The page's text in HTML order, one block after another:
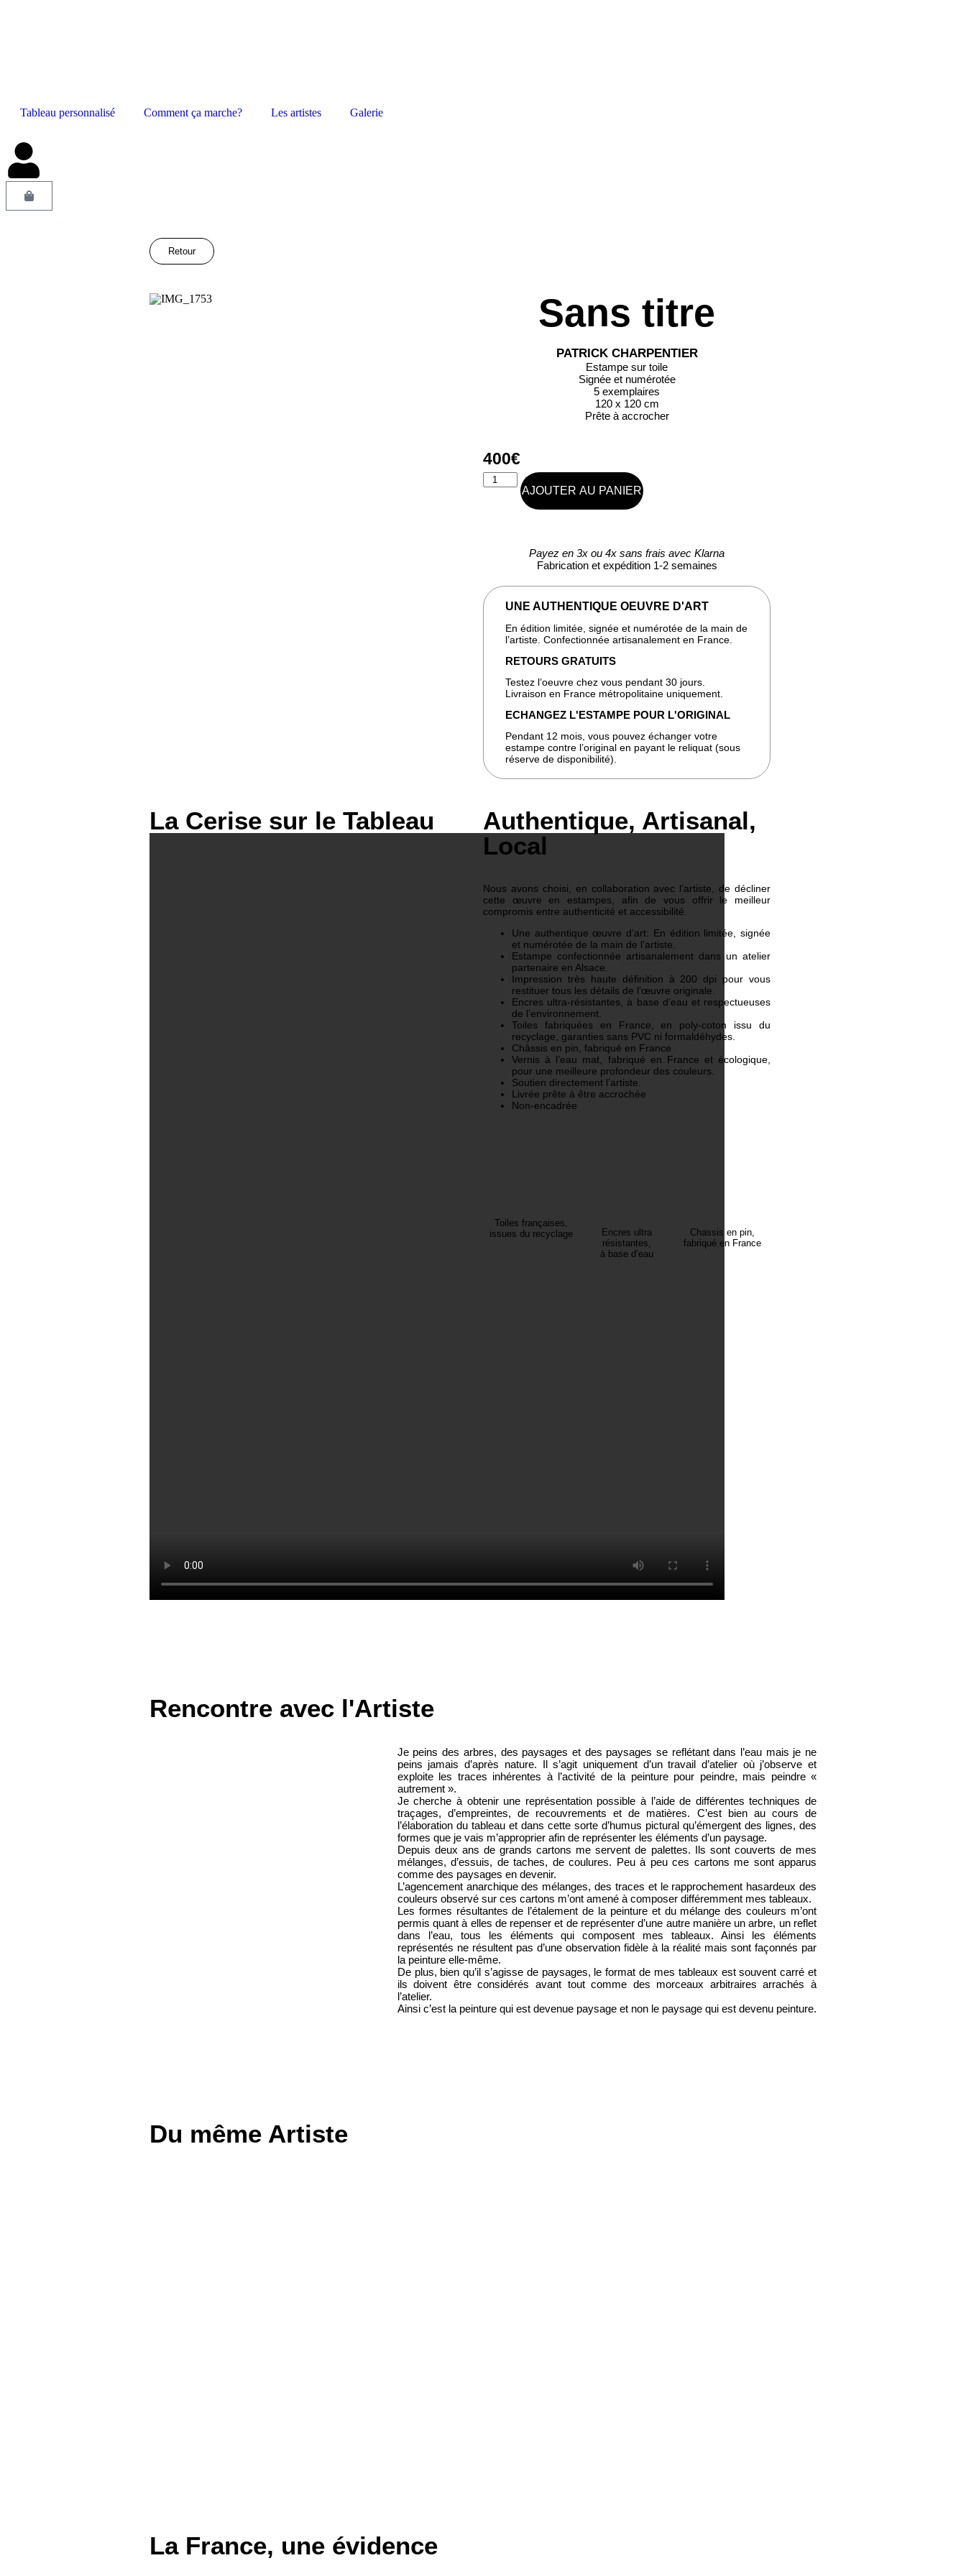
Tableau personnalisé Comment ça marche? Les artistes Galerie
Retour
Sans titre
PATRICK CHARPENTIER
Estampe sur toile
Signée et numérotée
5 exemplaires
120 x 120 cm
Prête à accrocher
400€
AJOUTER AU PANIER
Payez en 3x ou 4x sans frais avec Klarna
Fabrication et expédition 1-2 semaines
UNE AUTHENTIQUE OEUVRE D'ART
En édition limitée, signée et numérotée de la main de
l’artiste. Confectionnée artisanalement en France.
RETOURS GRATUITS
Testez l’oeuvre chez vous pendant 30 jours.
Livraison en France métropolitaine uniquement.
ECHANGEZ L'ESTAMPE POUR L'ORIGINAL
Pendant 12 mois, vous pouvez échanger votre
estampe contre l’original en payant le reliquat (sous
réserve de disponibilité).
La Cerise sur le Tableau
Authentique, Artisanal,
Local
Nous avons choisi, en collaboration avec l’artiste, de décliner
cette œuvre en estampes, afin de vous offrir le meilleur
compromis entre authenticité et accessibilité.
Une authentique œuvre d’art: En édition limitée, signée
et numérotée de la main de l’artiste.
Estampe confectionnée artisanalement dans un atelier
partenaire en Alsace.
Impression très haute définition à 200 dpi pour vous
restituer tous les détails de l’œuvre originale.
Encres ultra-résistantes, à base d’eau et respectueuses
de l’environnement.
Toiles fabriquées en France, en poly-coton issu du
recyclage, garanties sans PVC ni formaldéhydes.
Châssis en pin, fabriqué en France
Vernis à l’eau mat, fabriqué en France et écologique,
pour une meilleure profondeur des couleurs.
Soutien directement l’artiste.
Livrée prête à être accrochée
Non-encadrée
Toiles françaises,
issues du recyclage
Chassis en pin,
fabriqué en France
Encres ultra
résistantes,
à base d’eau
Rencontre avec l'Artiste
Je peins des arbres, des paysages et des paysages se reflétant dans l’eau mais je ne
peins jamais d’après nature. Il s’agit uniquement d’un travail d’atelier où j’observe et
exploite les traces inhérentes à l’activité de la peinture pour peindre, mais peindre «
autrement ».
Je cherche à obtenir une représentation possible à l’aide de différentes techniques de
traçages, d’empreintes, de recouvrements et de matières. C’est bien au cours de
l’élaboration du tableau et dans cette sorte d’humus pictural qu’émergent des lignes, des
formes que je vais m’approprier afin de représenter les éléments d’un paysage.
Depuis deux ans de grands cartons me servent de palettes. Ils sont couverts de mes
mélanges, d’essuis, de taches, de coulures. Peu à peu ces cartons me sont apparus
comme des paysages en devenir.
L’agencement anarchique des mélanges, des traces et le rapprochement hasardeux des
couleurs observé sur ces cartons m’ont amené à composer différemment mes tableaux.
Les formes résultantes de l’étalement de la peinture et du mélange des couleurs m’ont
permis quant à elles de repenser et de représenter d’une autre manière un arbre, un reflet
dans l’eau, tous les éléments qui composent mes tableaux. Ainsi les éléments
représentés ne résultent pas d’une observation fidèle à la réalité mais sont façonnés par
la peinture elle-même.
De plus, bien qu’il s’agisse de paysages, le format de mes tableaux est souvent carré et
ils doivent être considérés avant tout comme des morceaux arbitraires arrachés à
l’atelier.
Ainsi c’est la peinture qui est devenue paysage et non le paysage qui est devenu peinture.
Du même Artiste
La France, une évidence